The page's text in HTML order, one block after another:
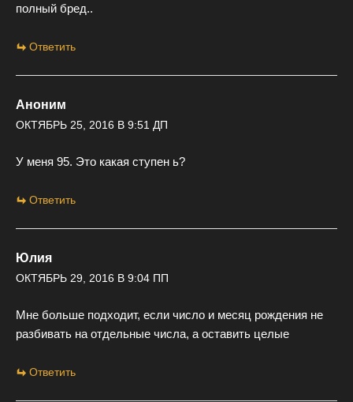
полный бред..
Ответить
Аноним
ОКТЯБРЬ 25, 2016 В 9:51 ДП
У меня 95. Это какая ступен ь?
Ответить
Юлия
ОКТЯБРЬ 29, 2016 В 9:04 ПП
Мне больше подходит, если число и месяц рождения не
разбивать на отдельные числа, а оставить целые
Ответить